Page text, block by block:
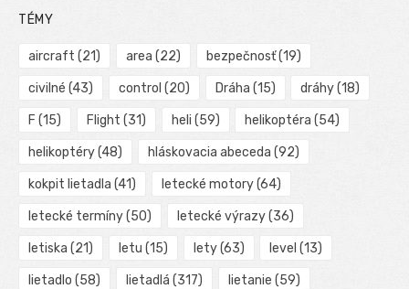
TÉMY
aircraft (21) area (22) bezpečnosť(19)
civilné (43) control (20) Dráha (15) dráhy(18)
F (15) Flight (31) heli (59) helikoptéra (54)
helikoptéry(48) hláskovacia abeceda (92)
kokpit lietadla (41) letecké motory(64)
letecké termíny(50) letecké výrazy(36)
letiska (21) letu (15) lety(63) level (13)
lietadlo (58) lietadlá (317) lietanie (59)